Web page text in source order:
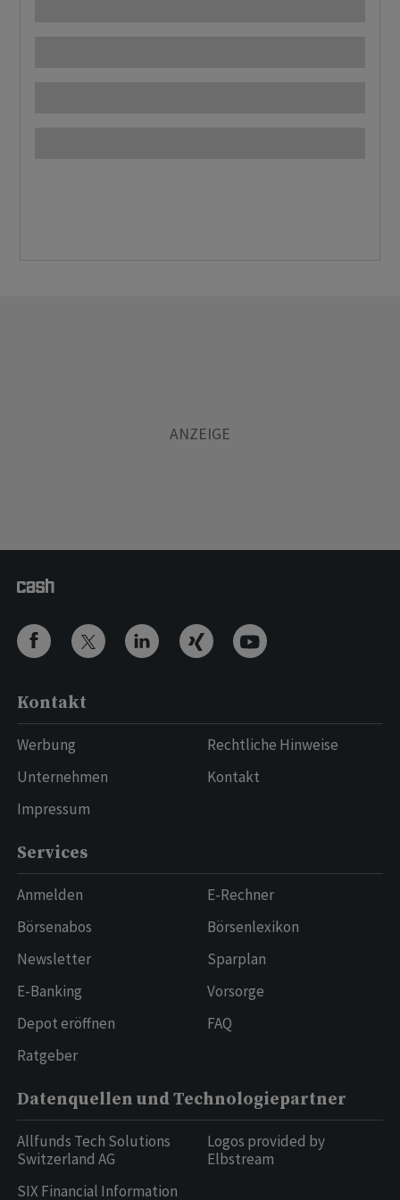
Kontakt
Werbung
Unternehmen
Impressum
Rechtliche Hinweise
Kontakt
Services
Anmelden
Börsenabos
Newsletter
E-Banking
Depot eröffnen
Ratgeber
E-Rechner
Börsenlexikon
Sparplan
Vorsorge
FAQ
Datenquellen und Technologiepartner
Allfunds Tech Solutions
Switzerland AG
SIX Financial Information
Logos provided by
Elbstream